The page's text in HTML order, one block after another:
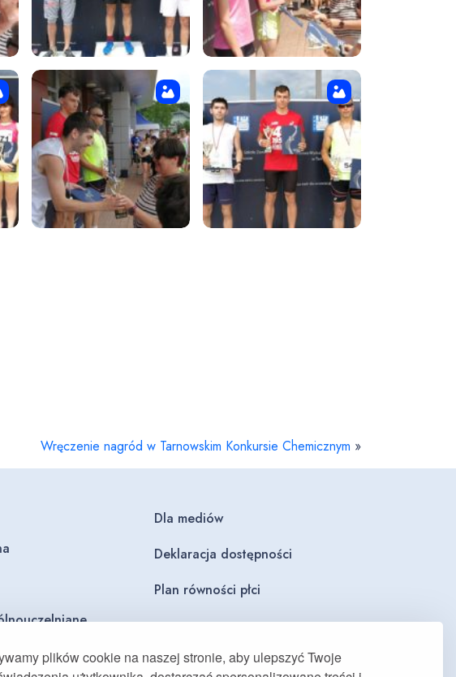
plików cookie na naszej stronie, aby ulepszyć Twoje
Wręczenie nagród w Tarnowskim Konkursie Chemicznym »
Dla mediów
Deklaracja dostępności
Plan równości płci